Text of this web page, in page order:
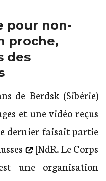
pour non-
proche,
des
de Berdsk (Sibérie)
et une vidéo reçus
dernier faisait partie
[NdR. Le Corps
une organisation